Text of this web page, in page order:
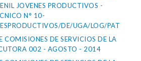
JOVENES PRODUCTIVOS -
N° 10-
DE/UGA/LOG/PAT
COMISIONES DE SERVICIOS DE LA
002 - AGOSTO - 2014